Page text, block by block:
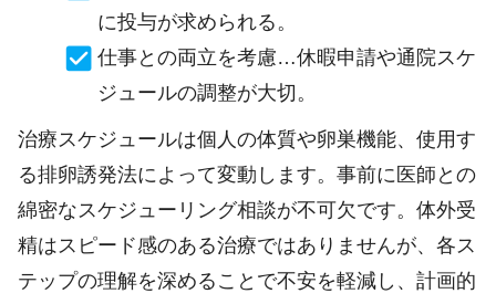
に投与が求められる。
仕事との両立を考慮…休暇申請や通院スケ
ジュールの調整が大切。
治療スケジュールは個人の体質や卵巣機能、使用す
る排卵誘発法によって変動します。事前に医師との
綿密なスケジューリング相談が不可欠です。体外受
精はスピード感のある治療ではありませんが、各ス
テップの理解を深めることで不安を軽減し、計画的